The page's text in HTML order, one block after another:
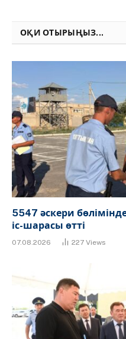
ОҚИ ОТЫРЫҢЫЗ...
5547 әскери
іс-шарасы өтті
07.08.2026 227 Views